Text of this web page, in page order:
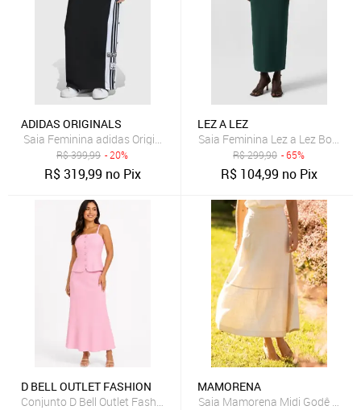
ADIDAS ORIGINALS
Saia Feminina adidas Originals Adibreak SK Preta
R$399,99 - 20%
R$319,99 no Pix
LEZ A LEZ
Saia Feminina Lez a Lez
R$299,90 - 65%
R$ 104,99 no Pix
D BELL OUTLET FASHION
Conjunto D Bell Outlet Fashion Botões Frontais Rosa Bebê
MAMORENA
Saia Mamorena Midi Godê em